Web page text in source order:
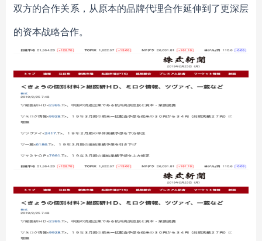
双方的合作关系，从原本的品牌代理合作延伸到了更深层
的资本战略合作。